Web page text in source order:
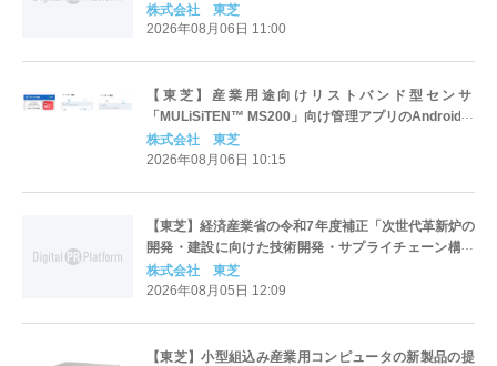
株式会社 東芝
2026年08月06日 11:00
【東芝】産業用途向けリストバンド型センサ
「MULiSiTEN™ MS200」向け管理アプリのAndroid版
を提供開始
株式会社 東芝
2026年08月06日 10:15
【東芝】経済産業省の令和7年度補正「次世代革新炉の
開発・建設に向けた技術開発・サプライチェーン構築
支援事業」に採択
株式会社 東芝
2026年08月05日 12:09
【東芝】小型組込み産業用コンピュータの新製品の提